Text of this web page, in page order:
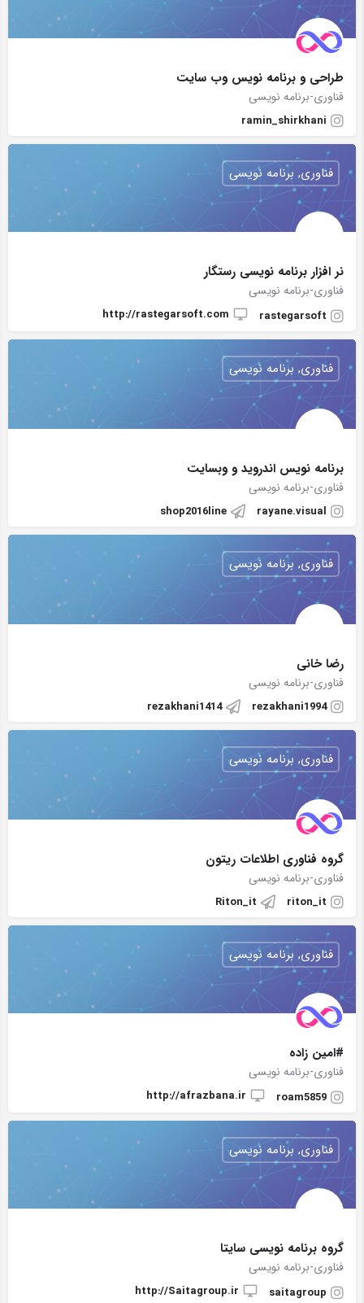
طراحی و برنامه نویس وب سایت
فناوری-برنامه نویسی
ramin_shirkhani
نر افزار برنامه نویسی رستگار
فناوری-برنامه نویسی
rastegarsoft
http://rastegarsoft.com
فناوری, برنامه نویسی
برنامه نویس اندروید و وبسایت
فناوری-برنامه نویسی
rayane.visual
shop2016line
فناوری, برنامه نویسی
رضا خانی
فناوری-برنامه نویسی
rezakhani1994
rezakhani1414
فناوری, برنامه نویسی
گروه فناوری اطلاعات ریتون
فناوری-برنامه نویسی
riton_it
Riton_it
فناوری, برنامه نویسی
#امین زاده
فناوری-برنامه نویسی
roam5859
http://afrazbana.ir
فناوری, برنامه نویسی
گروه برنامه نویسی سایتا
فناوری-برنامه نویسی
saitagroup
http://Saitagroup.ir
فناوری, برنامه نویسی